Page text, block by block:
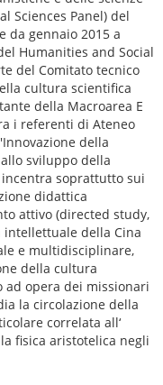
Sciences Panel) del
da gennaio 2015 a
Humanities and Social
del Comitato tecnico
cultura scientifica
della Macroarea E
i referenti di Ateneo
della
sviluppo della
soprattutto sui
didattica
attivo (directed study,
della Cina
e multidisciplinare,
della cultura
ad opera dei missionari
la circolazione della
correlata all‘
fisica aristotelica negli